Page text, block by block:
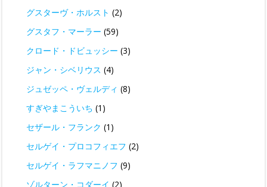
グスターヴ・ホルスト (2)
グスタフ・マーラー (59)
クロード・ドビュッシー (3)
ジャン・シベリウス (4)
ジュゼッペ・ヴェルディ (8)
すぎやまこういち (1)
セザール・フランク (1)
セルゲイ・プロコフィエフ (2)
セルゲイ・ラフマニノフ (9)
ゾルターン・コダーイ (2)